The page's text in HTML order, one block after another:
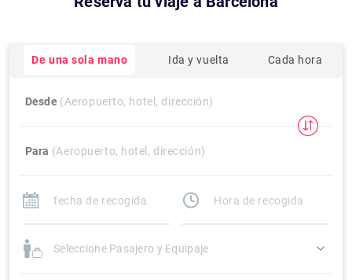
De una sola mano Ida y vuelta Cada hora
Desde (Aeropuerto, hotel, dirección)
Para (Aeropuerto, hotel, dirección)
Seleccione Pasajero y Equipaje